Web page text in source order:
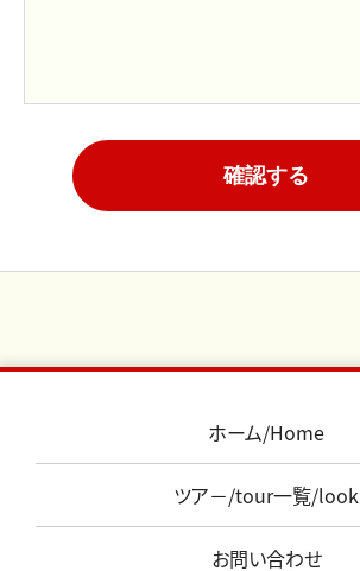
確認する
ホーム/Home
ツア－/tour一覧/look
お問い合わせ